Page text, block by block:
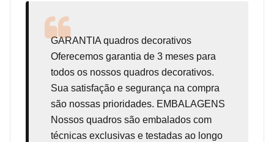
GARANTIA quadros decorativos
Oferecemos garantia de 3 meses para
todos os nossos quadros decorativos.
Sua satisfação e segurança na compra
são nossas prioridades. EMBALAGENS
Nossos quadros são embalados com
técnicas exclusivas e testadas ao longo